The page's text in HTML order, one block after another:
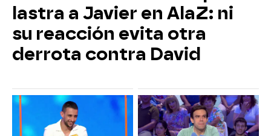
lastra a Javier en AlaZ: ni
su reacción evita otra
derrota contra David